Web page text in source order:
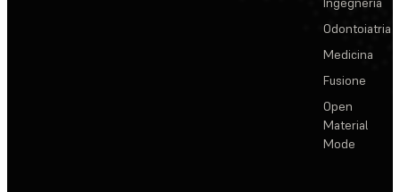
Odontoiatria
Medicina
Fusione
Open
Material
Mode